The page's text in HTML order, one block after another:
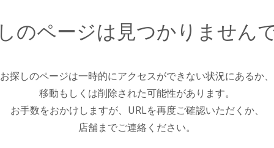
のページは見つかりません
お探しのページは一時的にアクセスができない状況にあるか、
移動もしくは削除された可能性があります。
お手数をおかけしますが、URLを再度ご確認いただくか、
店舗までご連絡ください。